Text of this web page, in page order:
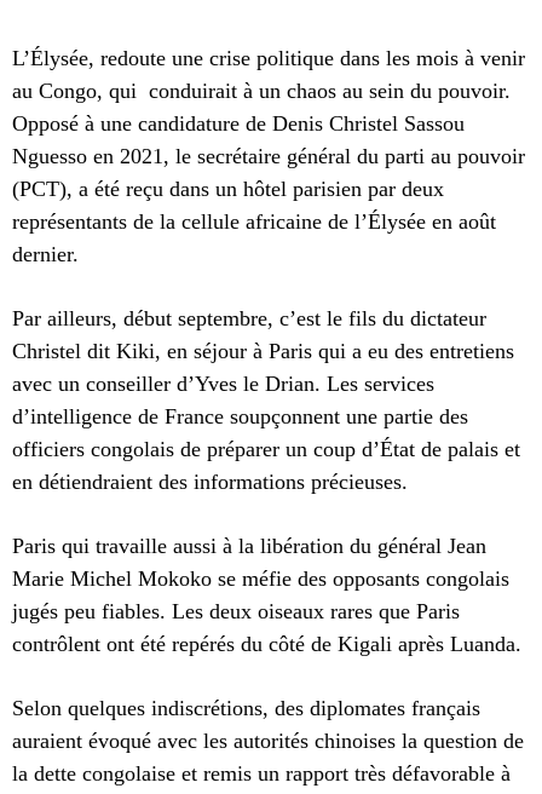
L’Élysée, redoute une crise politique dans les mois à venir
au Congo, qui conduirait à un chaos au sein du pouvoir.
Opposé à une candidature de Denis Christel Sassou
Nguesso en 2021, le secrétaire général du parti au pouvoir
(PCT), a été reçu dans un hôtel parisien par deux
représentants de la cellule africaine de l’Élysée en août
dernier.
Par ailleurs, début septembre, c’est le fils du dictateur
Christel dit Kiki, en séjour à Paris qui a eu des entretiens
avec un conseiller d’Yves le Drian. Les services
d’intelligence de France soupçonnent une partie des
officiers congolais de préparer un coup d’État de palais et
en détiendraient des informations précieuses.
Paris qui travaille aussi à la libération du général Jean
Marie Michel Mokoko se méfie des opposants congolais
jugés peu fiables. Les deux oiseaux rares que Paris
contrôlent ont été repérés du côté de Kigali après Luanda.
Selon quelques indiscrétions, des diplomates français
auraient évoqué avec les autorités chinoises la question de
la dette congolaise et remis un rapport très défavorable à